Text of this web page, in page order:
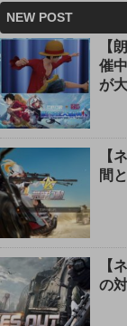
NEW POST
【
催
が
【
間
【
の